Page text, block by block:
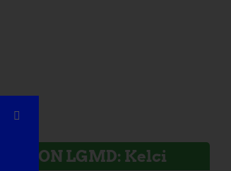
CON LGMD: Kelci